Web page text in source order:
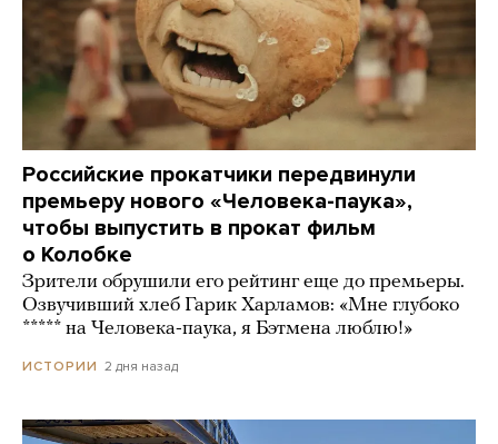
Российские прокатчики передвинули
премьеру нового «Человека-паука»,
чтобы выпустить в прокат фильм
о Колобке
Зрители обрушили его рейтинг еще до премьеры.
Озвучивший хлеб Гарик Харламов: «Мне глубоко
***** на Человека-паука, я Бэтмена люблю!»
ИСТОРИИ 2 дня назад